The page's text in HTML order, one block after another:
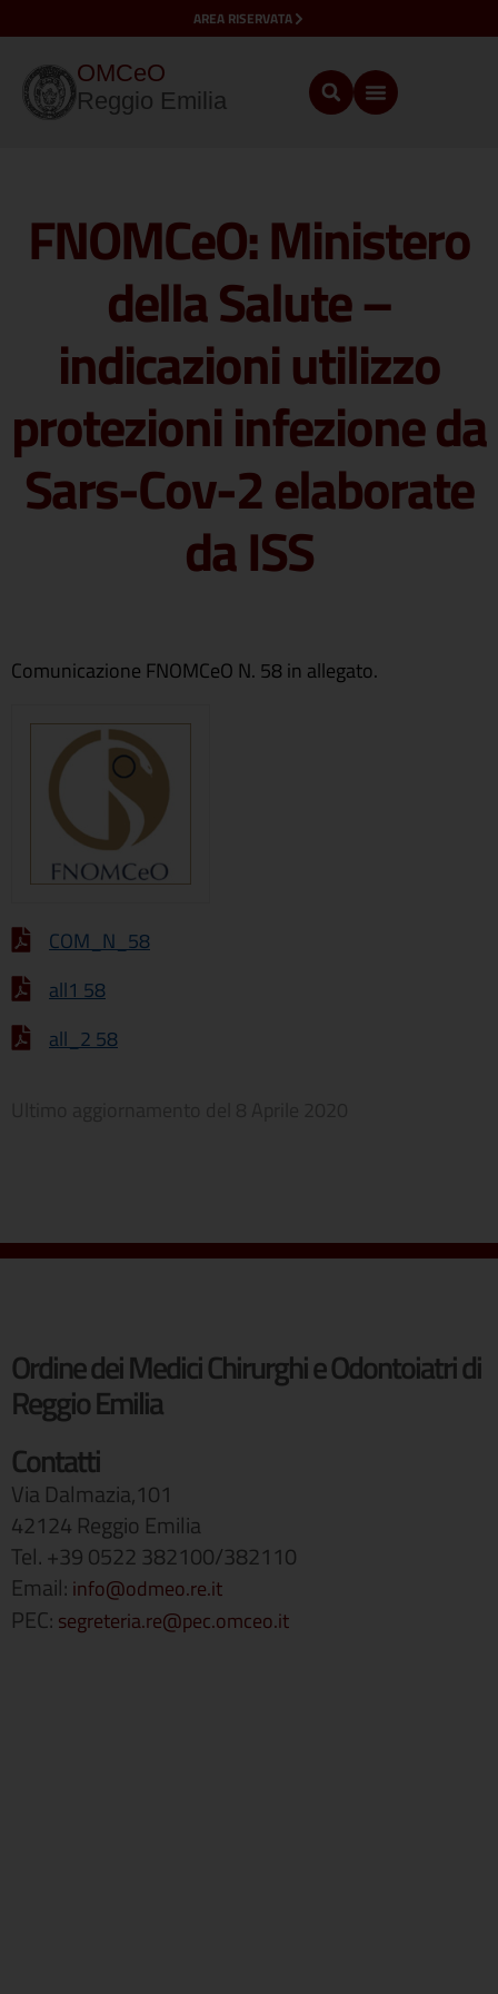
AREA RISERVATA
OMCeO
Reggio Emilia
FNOMCeO: Ministero
della Salute –
indicazioni utilizzo
protezioni infezione da
Sars-Cov-2 elaborate
da ISS
Comunicazione FNOMCeO N. 58 in allegato.
COM_N_58
all1 58
all_2 58
Ordine dei Medici Chirurghi e Odontoiatri di
Reggio Emilia
Contatti
Via Dalmazia,101
42124 Reggio Emilia
Tel. +39 0522 382100/382110
Email: info@odmeo.re.it
PEC: segreteria.re@pec.omceo.it